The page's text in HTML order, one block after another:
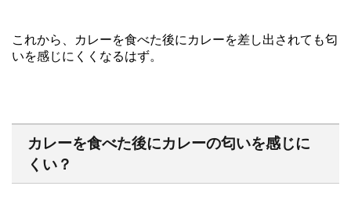
これから、カレーを食べた後にカレーを差し出されても匂
いを感じにくくなるはず。
カレーを食べた後にカレーの匂いを感じに
くい？